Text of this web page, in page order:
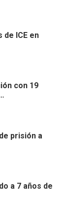
ICE en
con 19
prisión a
a 7 años de